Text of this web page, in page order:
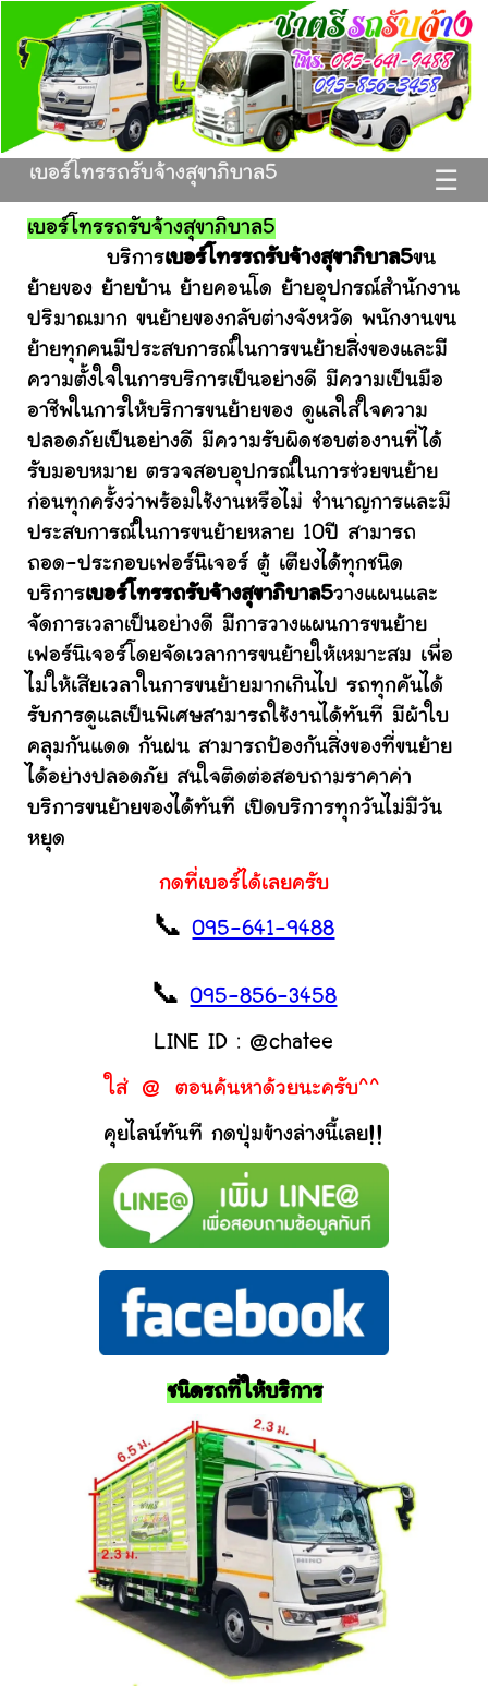
☰
เบอร์โทรรถรับจ้างสุขาภิบาล5
เบอร์โทรรถรับจ้างสุขาภิบาล5
บริการเบอร์โทรรถรับจ้างสุขาภิบาล5ขน
ย้ายของ ย้ายบ้าน ย้ายคอนโด ย้ายอุปกรณ์สำนักงาน
ปริมาณมาก ขนย้ายของกลับต่างจังหวัด พนักงานขน
ย้ายทุกคนมีประสบการณ์ในการขนย้ายสิ่งของและมี
ความตั้งใจในการบริการเป็นอย่างดี มีความเป็นมือ
อาชีพในการให้บริการขนย้ายของ ดูแลใส่ใจความ
ปลอดภัยเป็นอย่างดี มีความรับผิดชอบต่องานที่ได้
รับมอบหมาย ตรวจสอบอุปกรณ์ในการช่วยขนย้าย
ก่อนทุกครั้งว่าพร้อมใช้งานหรือไม่ ชำนาญการและมี
ประสบการณ์ในการขนย้ายหลาย 10ปี สามารถ
ถอด-ประกอบเฟอร์นิเจอร์ ตู้ เตียงได้ทุกชนิด
บริการเบอร์โทรรถรับจ้างสุขาภิบาล5วางแผนและ
จัดการเวลาเป็นอย่างดี มีการวางแผนการขนย้าย
เฟอร์นิเจอร์โดยจัดเวลาการขนย้ายให้เหมาะสม เพื่อ
ไม่ให้เสียเวลาในการขนย้ายมากเกินไป รถทุกคันได้
รับการดูแลเป็นพิเศษสามารถใช้งานได้ทันที มีผ้าใบ
คลุมกันแดด กันฝน สามารถป้องกันสิ่งของที่ขนย้าย
ได้อย่างปลอดภัย สนใจติดต่อสอบถามราคาค่า
บริการขนย้ายของได้ทันที เปิดบริการทุกวันไม่มีวัน
หยุด
กดที่เบอร์ได้เลยครับ
📞095-641-9488
📞095-856-3458
LINE ID : @chatee
ใส่ @ ตอนค้นหาด้วยนะครับ^^
คุยไลน์ทันที กดปุ่มข้างล่างนี้เลย!!
ชนิดรถที่ให้บริการ